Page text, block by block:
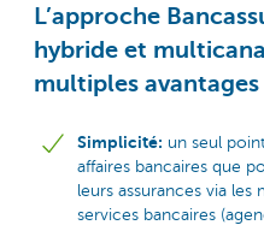
L’approche
hybride et
multiples
Simplicité: un seul
affaires bancaires que
leurs assurances via les
services bancaires